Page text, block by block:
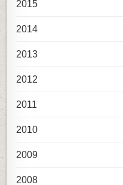
2015
2014
2013
2012
2011
2010
2009
2008